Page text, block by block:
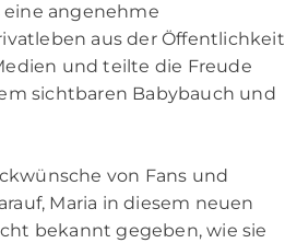
eine angenehme
aus der Öffentlichkeit
und teilte die Freude
sichtbaren Babybauch und
von Fans und
Maria in diesem neuen
bekannt gegeben, wie sie